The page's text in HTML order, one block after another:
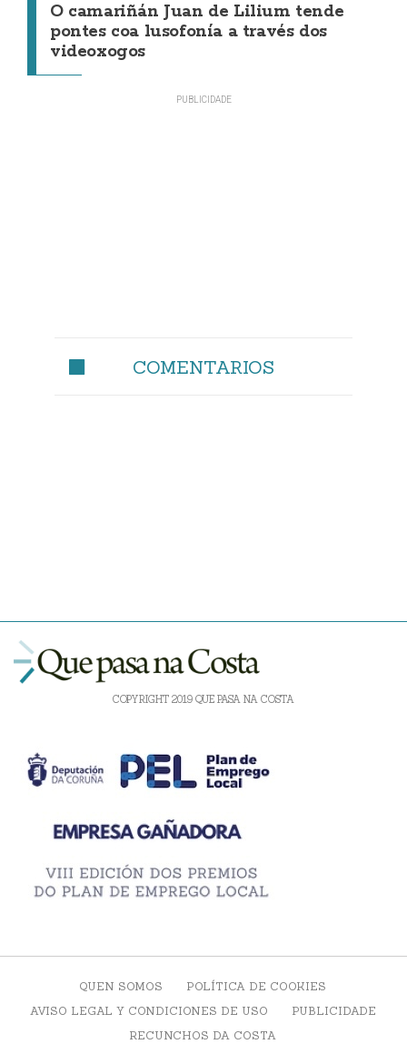
O camariñán Juan de Lilium tende
pontes coa lusofonía a través dos
videoxogos
COMENTARIOS
COPYRIGHT 2019 QUE PASA NA COSTA
QUEN SOMOS
POLÍTICA DE COOKIES
AVISO LEGAL Y CONDICIONES DE USO
PUBLICIDADE
RECUNCHOS DA COSTA